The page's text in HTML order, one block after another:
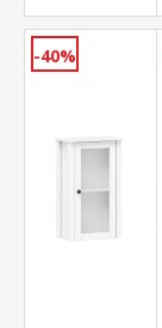
-40%